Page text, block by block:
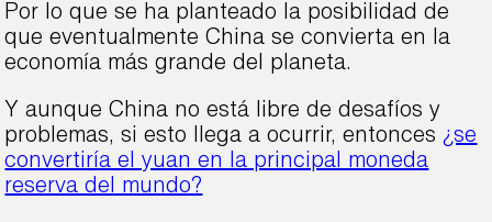
Por lo que se ha planteado la posibilidad de
que eventualmente China se convierta en la
economía más grande del planeta.
Y aunque China no está libre de desafíos y
problemas, si esto llega a ocurrir, entonces¿se
convertiría el yuan en la principal moneda
reserva del mundo?